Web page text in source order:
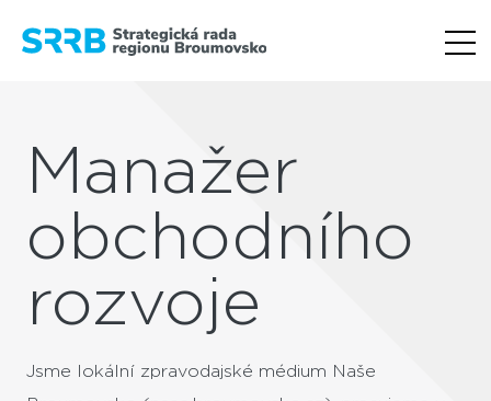
Manažer
obchodního
rozvoje
Jsme lokální zpravodajské médium Naše